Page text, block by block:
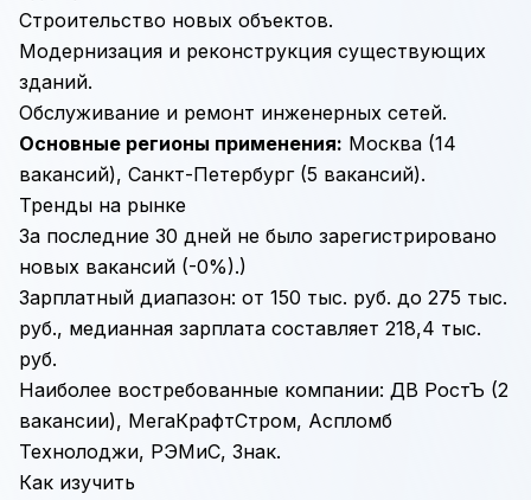
Строительство новых объектов.
Модернизация и реконструкция существующих
зданий.
Обслуживание и ремонт инженерных сетей.
Основные регионы применения: Москва (14
вакансий), Санкт-Петербург (5 вакансий).
Тренды на рынке
За последние 30 дней не было зарегистрировано
новых вакансий (-0%).)
Зарплатный диапазон: от 150 тыс. руб. до 275 тыс.
руб., медианная зарплата составляет 218,4 тыс.
руб.
Наиболее востребованные компании: ДВ РостЪ (2
вакансии), МегаКрафтСтром, Аспломб
Технолоджи, РЭМиС, Знак.
Как изучить